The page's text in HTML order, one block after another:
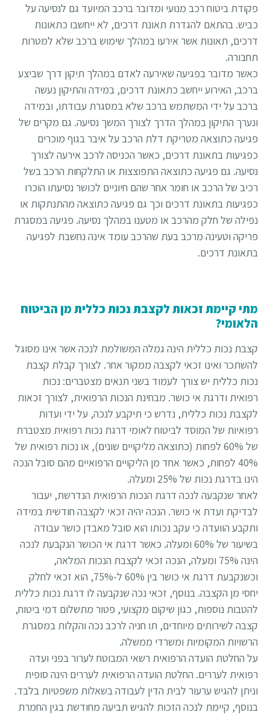
פקודת ביטוח רכב מנועי ומדובר ברכב המיועד גם לנסיעה על
כביש. בהתאם להגדרת תאונת דרכים, לא ייחשבו כתאונות
דרכים, תאונות אשר אירעו במהלך שימוש ברכב שלא למטרות
תחבורה.
כאשר מדובר בפגיעה שאירעה לאדם במהלך תיקון דרך שביצע
ברכב, האירוע ייחשב כתאונת דרכים, במידה והתיקון נעשה
ברכב על ידי המשתמש ברכב שלא במסגרת עבודתו, ובמידה
ונערך התיקון במהלך הדרך לצורך המשך נסיעה. גם מקרים של
פגיעה כתוצאה מטריקת דלת הרכב על איבר בגוף מוכרים
כפגיעות בתאונת דרכים, כאשר הכניסה לרכב אירעה לצורך
נסיעה. גם פגיעה כתוצאה התפוצצות או התלקחות הרכב בשל
רכיב של הרכב או חומר אחר שהם חיוניים לכושר נסיעתו הוכרו
כפגיעות בתאונת דרכים וכך גם פגיעה כתוצאה מהתנתקות או
נפילה של חלק מהרכב או מטענו במהלך נסיעה. פגיעה במסגרת
פריקה וטעינה מרכב בעת שהרכב עומד אינה נחשבת לפגיעה
בתאונת דרכים.
מתי קיימת זכאות לקצבת נכות כללית מן הביטוח
הלאומי?
קצבת נכות כללית הינה גמלה המשולמת לנכה אשר אינו מסוגל
להשתכר ואינו זכאי לקצבה ממקור אחר. לצורך קבלת קצבת
נכות כללית יש צורך לעמוד בשני תנאים מצטברים: נכות
רפואית ודרגת אי כושר. מבחינת הנכות הרפואית, לצורך זכאות
לקצבת נכות כללית, נדרש כי תיקבע לנכה, על ידי ועדות
רפואיות של המוסד לביטוח לאומי דרגת נכות רפואית מצטברת
של 60% לפחות (כתוצאה מליקויים שונים), או נכות רפואית של
40% לפחות, כאשר אחד מן הליקויים הרפואיים מהם סובל הנכה
הינו בדרגת נכות של 25% ומעלה.
לאחר שנקבעה לנכה דרגת הנכות הרפואית הנדרשת, יעבור
לבדיקת ועדת אי כושר. הנכה יהיה זכאי לקצבה חודשית במידה
ותקבע הוועדה כי עקב נכותו הוא סובל מאבדן כושר עבודה
בשיעור של 60% ומעלה. כאשר דרגת אי הכושר הנקבעת לנכה
הינה 75% ומעלה, הנכה זכאי לקצבת הנכות המלאה,
וכשנקבעת דרגת אי כושר בין 60% ל-75%, הוא זכאי לחלק
יחסי מן הקצבה. בנוסף, זכאי נכה שנקבעה לו דרגת נכות כללית
להטבות נוספות, כגון שיקום מקצועי, פטור מתשלום דמי ביטוח,
קצבה לשירותים מיוחדים, תו חניה לרכב נכה והקלות במסגרת
הרשויות המקומיות ומשרדי ממשלה.
על החלטת הועדה הרפואית רשאי המבוטח לערור בפני ועדה
רפואית לעררים. החלטת הועדה הרפואית לעררים הינה סופית
וניתן להגיש ערעור לבית הדין לעבודה בשאלות משפטיות בלבד.
בנוסף, קיימת לנכה הזכות להגיש תביעה מחודשת בגין החמרת